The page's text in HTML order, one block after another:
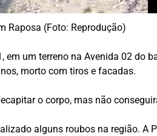
Raposa (Foto: Reprodução)
um terreno na Avenida 02 do
morto com tiros e facadas.
o corpo, mas não
alguns roubos na região.